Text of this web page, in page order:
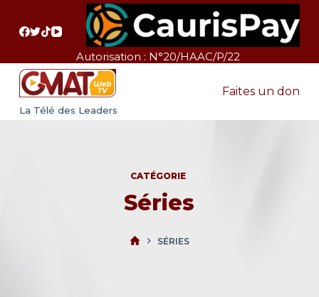
a
Autorisation : N°20/HAAC/P/22
La Télé des Leaders
Faites un don
CATÉGORIE
Séries
SÉRIES